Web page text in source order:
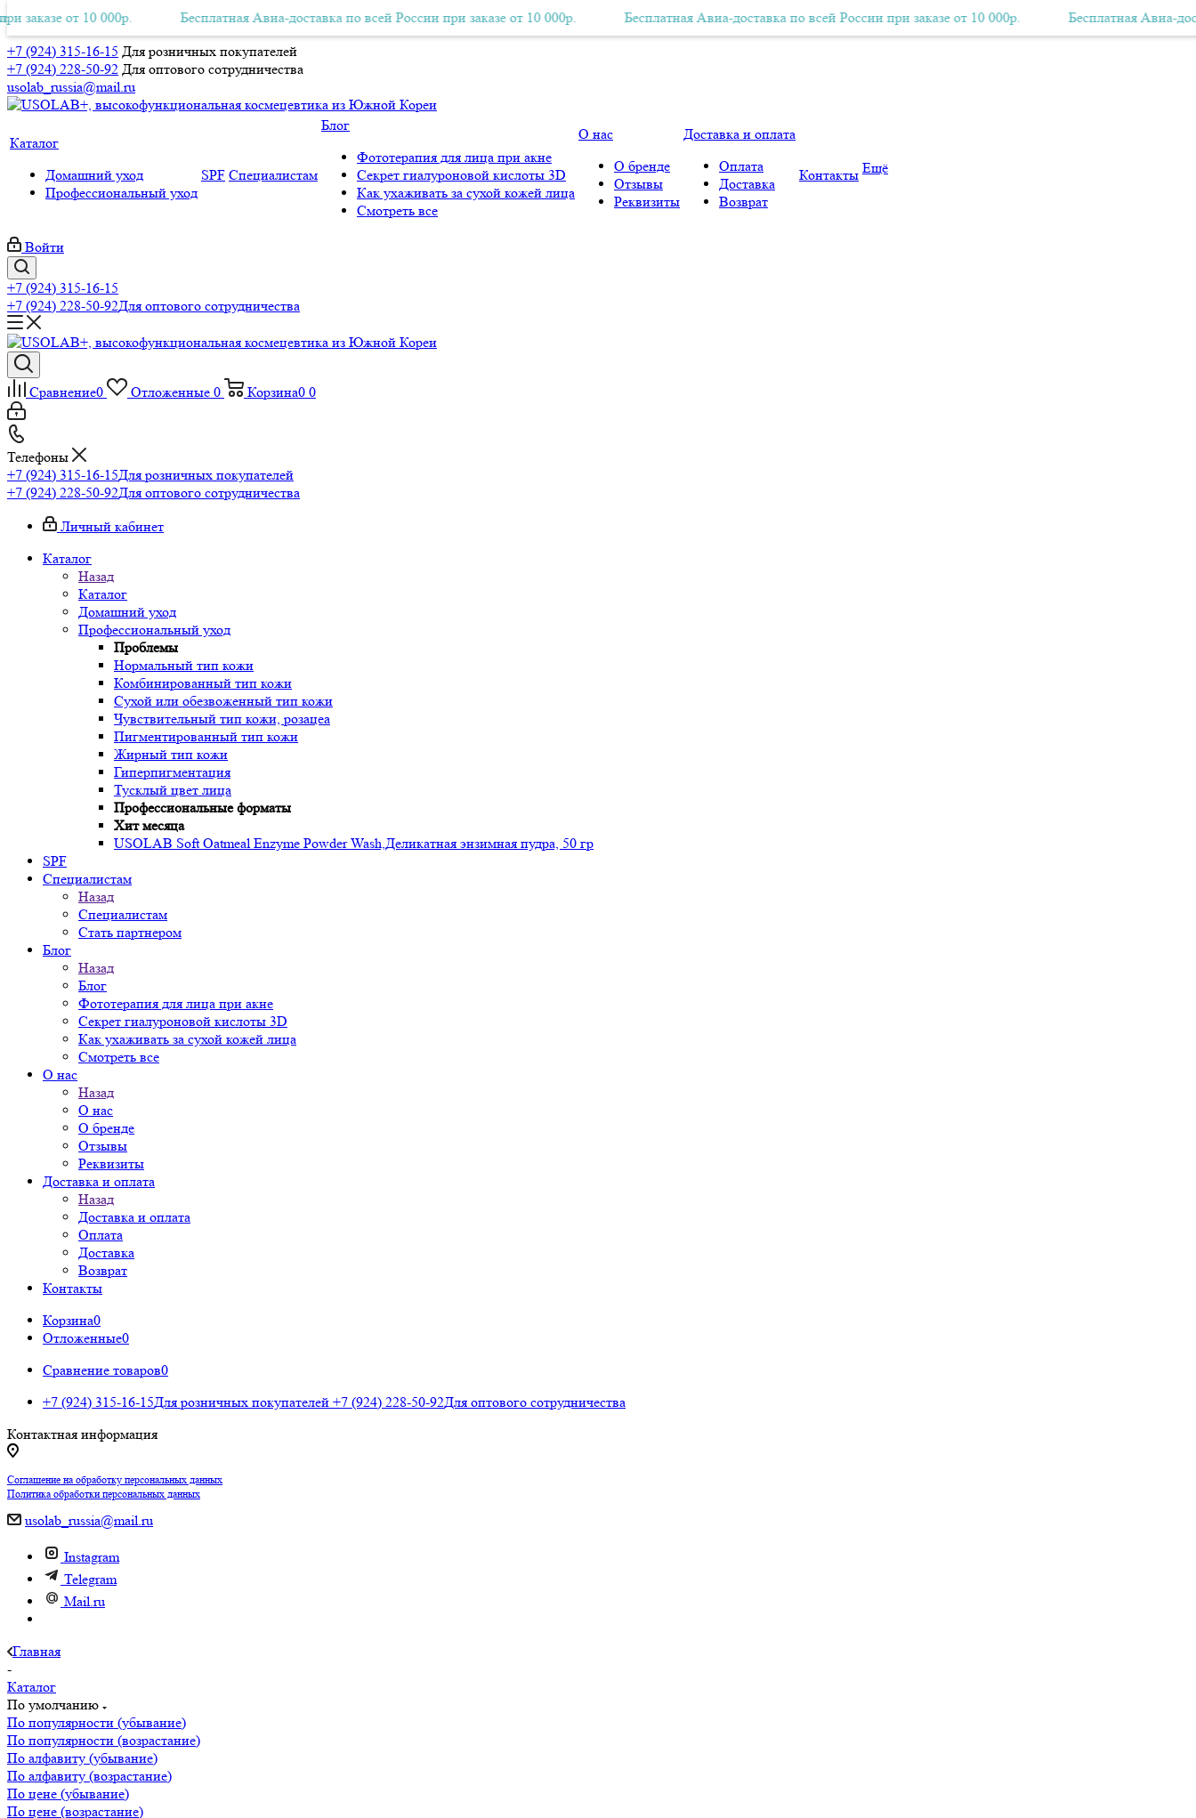
+7 (924) 315-16-15 Для розничных покупателей
+7 (924) 228-50-92 Для оптового сотрудничества
usolab_russia@mail.ru
Авиа-доставка по всей России при заказе от 10 000р. Бесплатная Авиа-доставка по всей России при заказе от 10 000р. Бесплатная Авиа-доставка по всей России при заказе
от 10 000р. Бесплатная Авиа-доставка по всей России при заказе от 10 000р. Бесплатная Авиа-доставка по всей России при заказе от 10 000р. Бесплатная Авиа-доставка
Каталог
Домашний уход
Профессиональный уход
SPF Специалистам
Блог
Фототерапия для лица при акне
Секрет гиалуроновой кислоты 3D
Как ухаживать за сухой кожей лица
Смотреть все
О нас
О бренде
Отзывы
Реквизиты
Доставка и оплата
Оплата
Доставка
Возврат
Контакты Ещё
Войти
+7 (924) 315-16-15
+7 (924) 228-50-92Для оптового сотрудничества
Сравнение0 Отложенные 0 Корзина0 0
Телефоны
+7 (924) 315-16-15Для розничных покупателей
+7 (924) 228-50-92Для оптового сотрудничества
Личный кабинет
Каталог
Назад
Каталог
Домашний уход
Профессиональный уход
Проблемы
Нормальный тип кожи
Комбинированный тип кожи
Сухой или обезвоженный тип кожи
Чувствительный тип кожи, розацеа
Пигментированный тип кожи
Жирный тип кожи
Гиперпигментация
Тусклый цвет лица
Профессиональные форматы
Хит месяца
USOLAB Soft Oatmeal Enzyme Powder Wash,Деликатная энзимная пудра, 50 гр
SPF
Специалистам
Назад
Специалистам
Стать партнером
Блог
Назад
Блог
Фототерапия для лица при акне
Секрет гиалуроновой кислоты 3D
Как ухаживать за сухой кожей лица
Смотреть все
О нас
Назад
О нас
О бренде
Отзывы
Реквизиты
Доставка и оплата
Назад
Доставка и оплата
Оплата
Доставка
Возврат
Контакты
Корзина0
Отложенные0
Сравнение товаров0
+7 (924) 315-16-15Для розничных покупателей +7 (924) 228-50-92Для оптового сотрудничества
Контактная информация
Соглашение на обработку персональных данных
Политика обработки персональных данных
usolab_russia@mail.ru
Instagram
Telegram
Mail.ru
Главная
-
Каталог
По умолчанию
По популярности (убывание)
По популярности (возрастание)
По алфавиту (убывание)
По алфавиту (возрастание)
По цене (убывание)
По цене (возрастание)